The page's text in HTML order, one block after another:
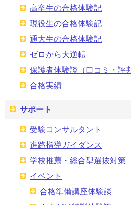
高卒生の合格体験記
現役生の合格体験記
通大生の合格体験記
ゼロから大逆転
保護者体験談（口コミ・評判
合格実績
サポート
受験コンサルタント
進路指導ガイダンス
学校推薦・総合型選抜対策
イベント
合格準備講座体験談